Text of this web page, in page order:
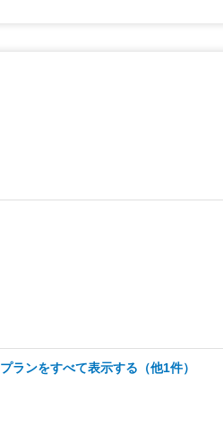
プランをすべて表示する（他1件）